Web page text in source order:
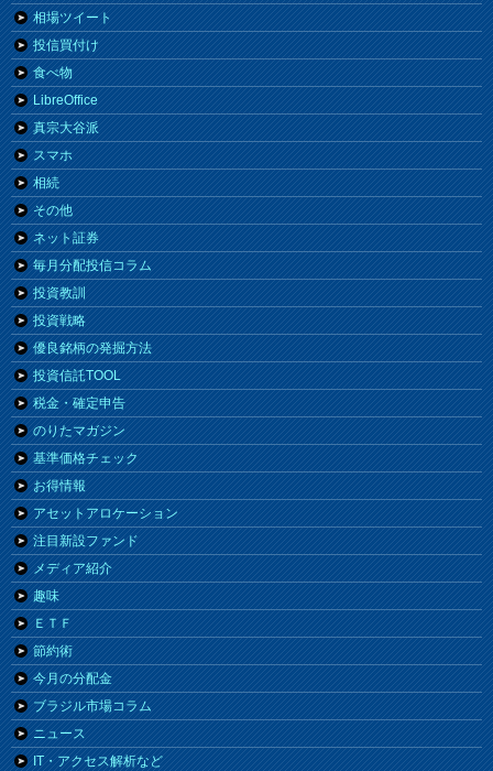
相場ツイート
投信買付け
食べ物
LibreOffice
真宗大谷派
スマホ
相続
その他
ネット証券
毎月分配投信コラム
投資教訓
投資戦略
優良銘柄の発掘方法
投資信託TOOL
税金・確定申告
のりたマガジン
基準価格チェック
お得情報
アセットアロケーション
注目新設ファンド
メディア紹介
趣味
ＥＴＦ
節約術
今月の分配金
ブラジル市場コラム
ニュース
IT・アクセス解析など